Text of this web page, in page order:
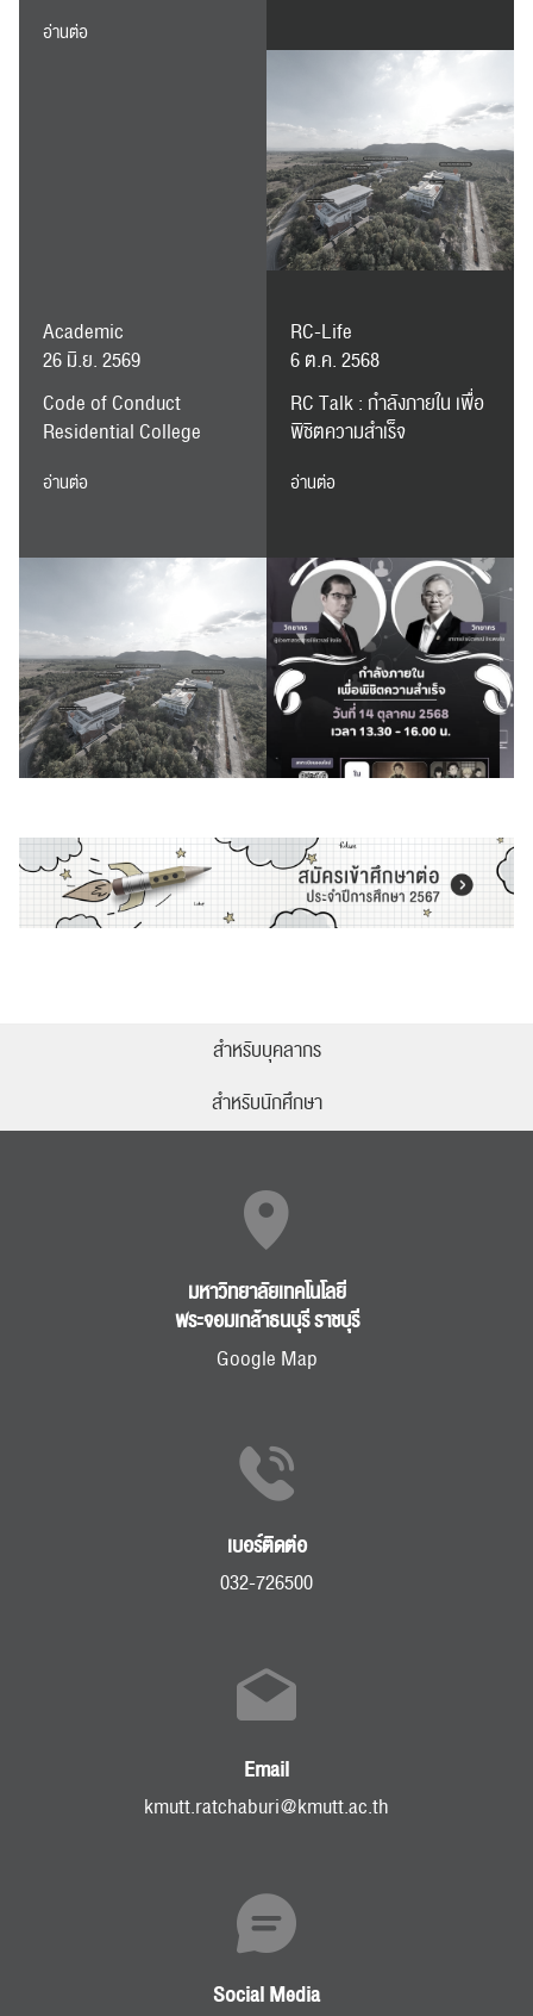
อ่านต่อ
Academic
26 มิ.ย. 2569
Code of Conduct
Residential College
อ่านต่อ
RC-Life
6 ต.ค. 2568
RC Talk : กำลังภายใน เพื่อ
พิชิตความสำเร็จ
อ่านต่อ
สำหรับบุคลากร
สำหรับนักศึกษา
มหาวิทยาลัยเทคโนโลยี
พระจอมเกล้าธนบุรี ราชบุรี
Google Map
เบอร์ติดต่อ
032-726500
Email
kmutt.ratchaburi@kmutt.ac.th
Social Media
RC Activity
ส่งข่าวประชาสัมพันธ์
ส่งข่าวประชาสัมพันธ์